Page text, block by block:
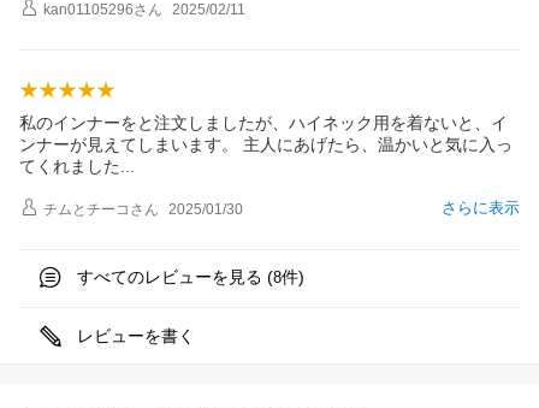
kan01105296さん 2025/02/11
私のインナーをと注文しましたが、ハイネック用を着ないと、イ
ンナーが見えてしまいます。 主人にあげたら、温かいと気に入っ
てくれました
さらに表示
チムとチーコ さん 2025/01/30
すべてのレビューを見る (8件)
レビューを書く